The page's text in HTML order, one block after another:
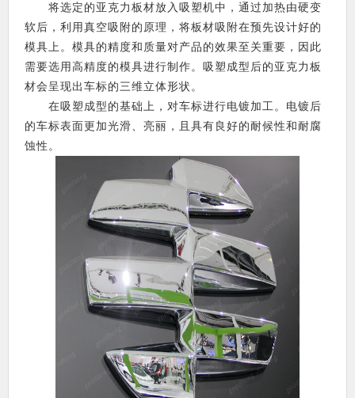
将选定的亚克力板材放入吸塑机中，通过加热由硬变
软后，利用真空吸附的原理，将板材吸附在预先设计好的
模具上。模具的精度和质量对产品的效果至关重要，因此
需要选用高精度的模具进行制作。吸塑成型后的亚克力板
材会呈现出车标的三维立体形状。
在吸塑成型的基础上，对车标进行电镀加工。电镀后
的车标表面更加光滑、亮丽，且具有良好的耐候性和耐腐
蚀性。